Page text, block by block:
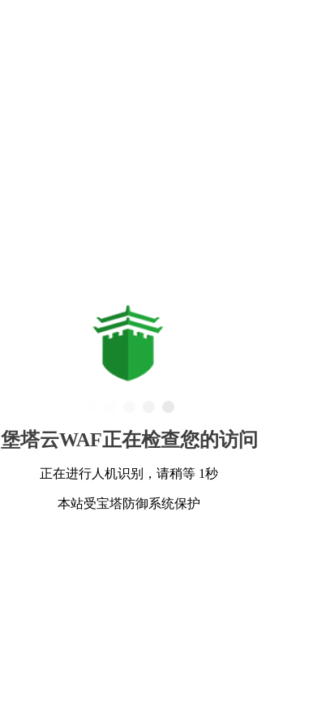
堡塔云WAF正在检查您的访问
正在进行人机识别，请稍等 1秒
本站受宝塔防御系统保护